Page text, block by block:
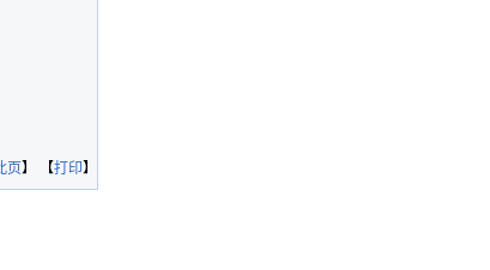
页】 【打印】